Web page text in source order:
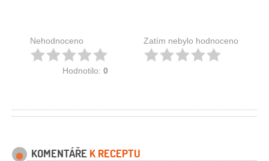
Nehodnoceno
Hodnotilo: 0
Zatím nebylo hodnoceno
KOMENTÁŘE K RECEPTU